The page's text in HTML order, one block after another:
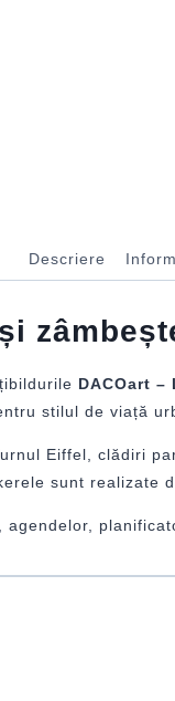
Descriere
DACOart –
stilul de viață
Eiffel, clădiri
sunt realizate